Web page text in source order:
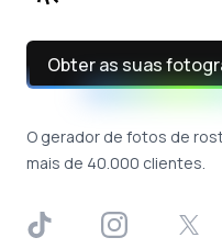
Obter as suas
O gerador de fotos de
mais de 40.000 clientes.
TikTok InstagramX